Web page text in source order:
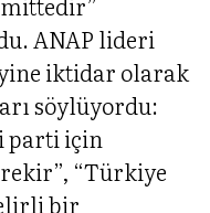
ANAP lideri
iktidar olarak
söylüyordu:
parti için
“Türkiye
bir